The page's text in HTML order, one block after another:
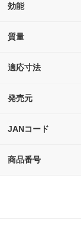
効能
質量
適応寸法
発売元
JANコード
商品番号